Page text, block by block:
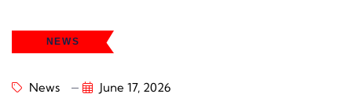
NEWS
News June 17, 2026